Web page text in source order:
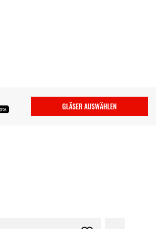
GLÄSER AUSWÄHLEN